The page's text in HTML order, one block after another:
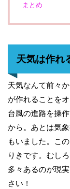
まとめ
天気は作れ
天気なんて前々
が作れることを
台風の進路を操
から。あとは気
もいました。こ
りきです。むし
多々あるのが現
さい！